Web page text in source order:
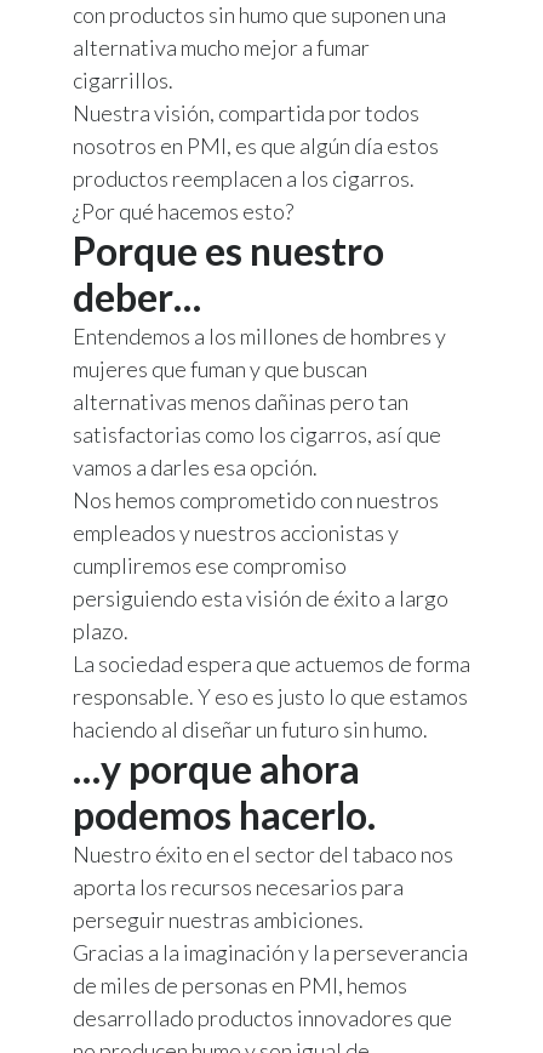
con productos sin humo que suponen una
alternativa mucho mejor a fumar
cigarrillos.
Nuestra visión, compartida por todos
nosotros en PMI, es que algún día estos
productos reemplacen a los cigarros.
¿Por qué hacemos esto?
Porque es nuestro
deber…
Entendemos a los millones de hombres y
mujeres que fuman y que buscan
alternativas menos dañinas pero tan
satisfactorias como los cigarros, así que
vamos a darles esa opción.
Nos hemos comprometido con nuestros
empleados y nuestros accionistas y
cumpliremos ese compromiso
persiguiendo esta visión de éxito a largo
plazo.
La sociedad espera que actuemos de forma
responsable. Y eso es justo lo que estamos
haciendo al diseñar un futuro sin humo.
…y porque ahora
podemos hacerlo.
Nuestro éxito en el sector del tabaco nos
aporta los recursos necesarios para
perseguir nuestras ambiciones.
Gracias a la imaginación y la perseverancia
de miles de personas en PMI, hemos
desarrollado productos innovadores que